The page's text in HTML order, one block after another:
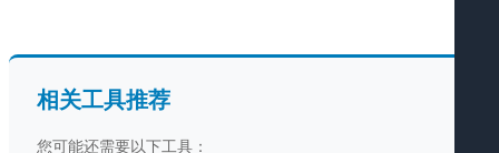
相关工具推荐
您可能还需要以下工具：